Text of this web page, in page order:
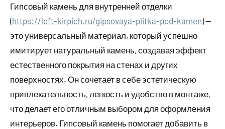
Гипсовый камень для внутренней отделки
(https://loft-kirpich.ru/gipsovaya-plitka-pod-kamen) —
это универсальный материал, который успешно
имитирует натуральный камень, создавая эффект
естественного покрытия на стенах и других
поверхностях. Он сочетает в себе эстетическую
привлекательность, легкость и удобство в монтаже,
что делает его отличным выбором для оформления
интерьеров. Гипсовый камень помогает добавить в